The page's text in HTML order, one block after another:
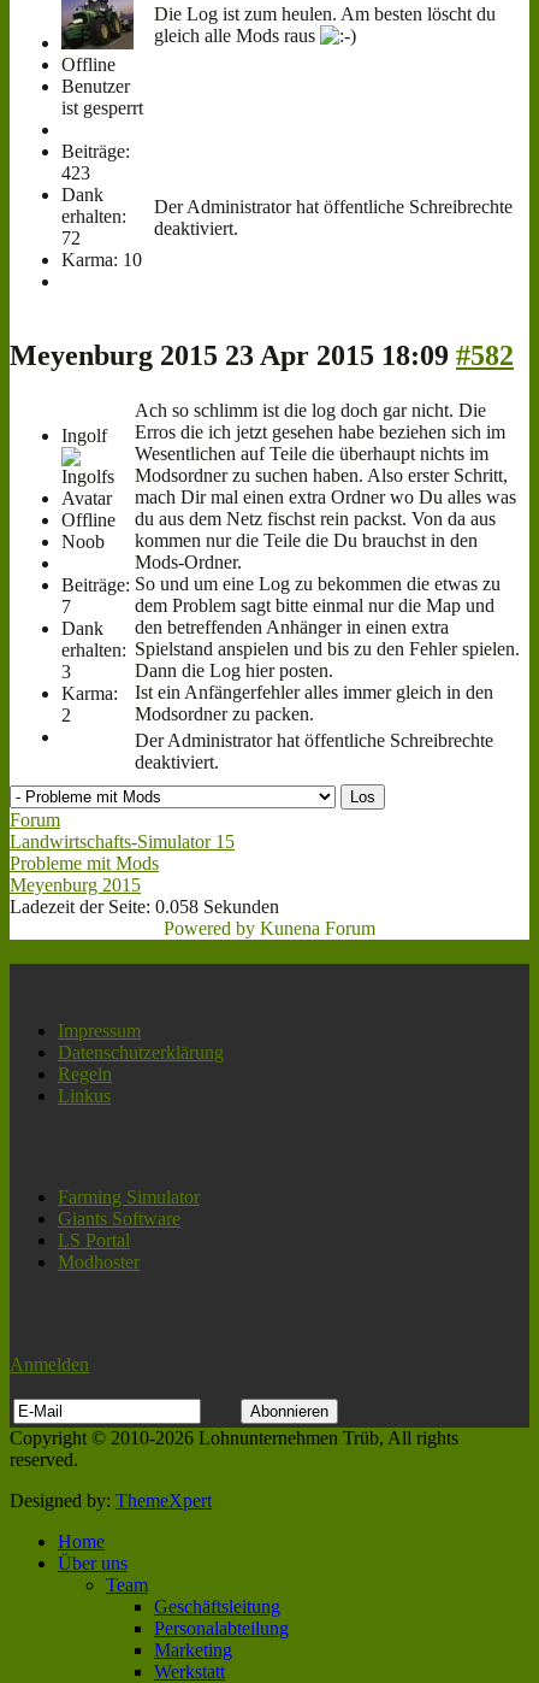
Offline
Benutzer
ist gesperrt
Beiträge:
423
Dank
erhalten:
72
Karma: 10
Die Log ist zum heulen. Am besten löscht du
gleich alle Mods raus
Der Administrator hat öffentliche Schreibrechte
deaktiviert.
Meyenburg 2015 23 Apr 2015 18:09 #582
Ingolf
Offline
Noob
Beiträge:
7
Dank
erhalten:
3
Karma:
2
Ach so schlimm ist die log doch gar nicht. Die
Erros die ich jetzt gesehen habe beziehen sich im
Wesentlichen auf Teile die überhaupt nichts im
Modsordner zu suchen haben. Also erster Schritt,
mach Dir mal einen extra Ordner wo Du alles was
du aus dem Netz fischst rein packst. Von da aus
kommen nur die Teile die Du brauchst in den
Mods-Ordner.
So und um eine Log zu bekommen die etwas zu
dem Problem sagt bitte einmal nur die Map und
den betreffenden Anhänger in einen extra
Spielstand anspielen und bis zu den Fehler spielen.
Dann die Log hier posten.
Ist ein Anfängerfehler alles immer gleich in den
Modsordner zu packen.
Der Administrator hat öffentliche Schreibrechte
deaktiviert.
Forum
Landwirtschafts-Simulator 15
Probleme mit Mods
Meyenburg 2015
Ladezeit der Seite: 0.058 Sekunden
Powered by Kunena Forum
Impressum
Datenschutzerklärung
Regeln
Linkus
Farming Simulator
Giants Software
LS Portal
Modhoster
Anmelden
Copyright © 2010-2026 Lohnunternehmen Trüb, All rights
reserved.
Designed by: ThemeXpert
Home
Über uns
Team
Geschäftsleitung
Personalabteilung
Marketing
Werkstatt